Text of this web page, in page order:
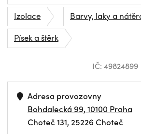
Izolace
Barvy, laky a
Písek a štěrk
IČ: 49824899
Adresa provozovny
Bohdalecká 99, 10100 Praha
Choteč 131, 25226 Choteč